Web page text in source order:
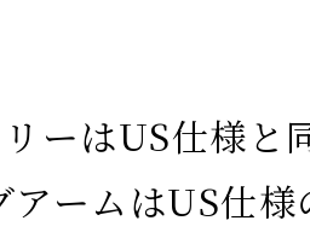
ーはUS仕様と
アームはUS仕